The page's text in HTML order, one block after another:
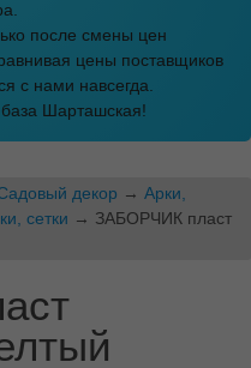
после смены цен
цены поставщиков
с нами навсегда.
Шарташская!
декор → Арки,
сетки → ЗАБОРЧИК пласт